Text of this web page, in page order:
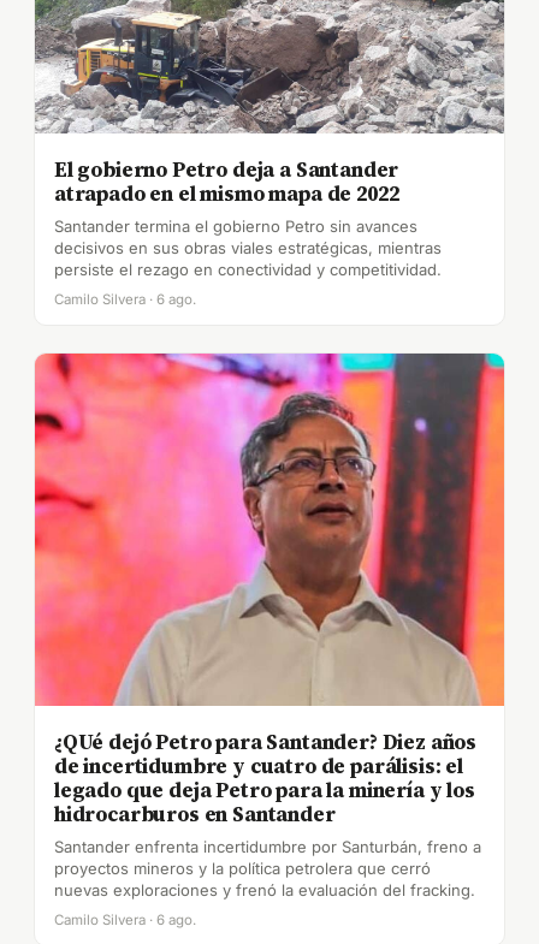
El gobierno Petro deja a Santander
atrapado en el mismo mapa de 2022
Santander termina el gobierno Petro sin avances
decisivos en sus obras viales estratégicas, mientras
persiste el rezago en conectividad y competitividad.
Camilo Silvera · 6 ago.
¿QUé dejó Petro para Santander? Diez años
de incertidumbre y cuatro de parálisis: el
legado que deja Petro para la minería y los
hidrocarburos en Santander
Santander enfrenta incertidumbre por Santurbán, freno a
proyectos mineros y la política petrolera que cerró
nuevas exploraciones y frenó la evaluación del fracking.
Camilo Silvera · 6 ago.